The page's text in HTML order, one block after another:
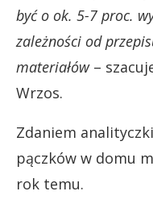
być o ok. 5-7 proc.
zależności od
materiałów–
Wrzos.
Zdaniem
pączków w domu
rok temu.